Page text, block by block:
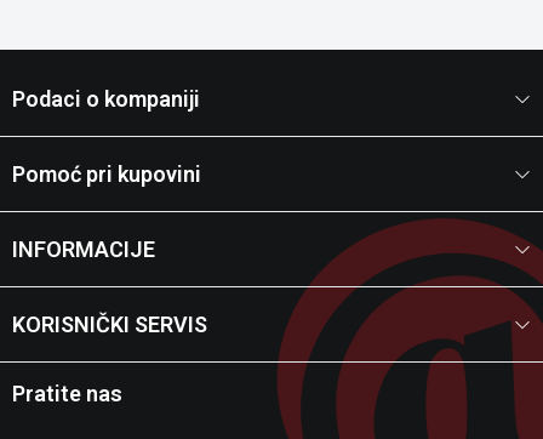
Podaci o kompaniji
Pomoć pri kupovini
INFORMACIJE
KORISNIČKI SERVIS
Pratite nas